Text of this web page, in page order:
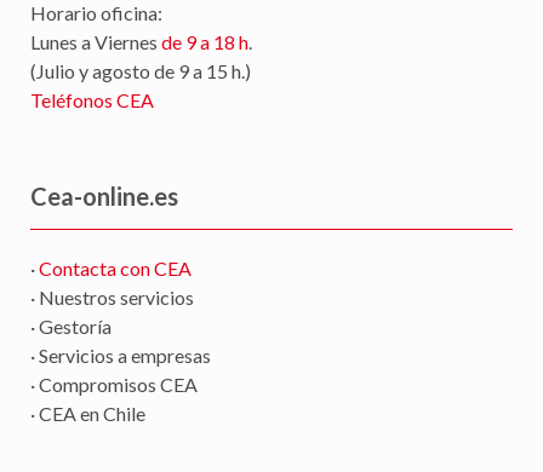
Horario oficina:
Lunes a Viernes de 9 a 18 h.
(Julio y agosto de 9 a 15 h.)
Teléfonos CEA
Cea-online.es
·Contacta con CEA
· Nuestros servicios
· Gestoría
· Servicios a empresas
· Compromisos CEA
· CEA en Chile